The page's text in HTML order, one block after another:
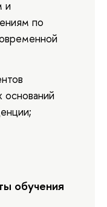
и
по
обучения